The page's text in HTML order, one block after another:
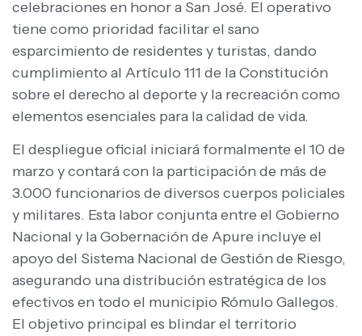
celebraciones en honor a San José. El operativo
tiene como prioridad facilitar el sano
esparcimiento de residentes y turistas, dando
cumplimiento al Artículo 111 de la Constitución
sobre el derecho al deporte y la recreación como
elementos esenciales para la calidad de vida.
El despliegue oficial iniciará formalmente el 10 de
marzo y contará con la participación de más de
3.000 funcionarios de diversos cuerpos policiales
y militares. Esta labor conjunta entre el Gobierno
Nacional y la Gobernación de Apure incluye el
apoyo del Sistema Nacional de Gestión de Riesgo,
asegurando una distribución estratégica de los
efectivos en todo el municipio Rómulo Gallegos.
El objetivo principal es blindar el territorio